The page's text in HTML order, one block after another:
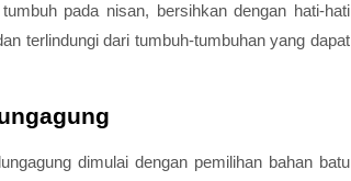
pada nisan, bersihkan dengan hati-hati
terlindungi dari tumbuh-tumbuhan yang dapat
dimulai dengan pemilihan bahan batu